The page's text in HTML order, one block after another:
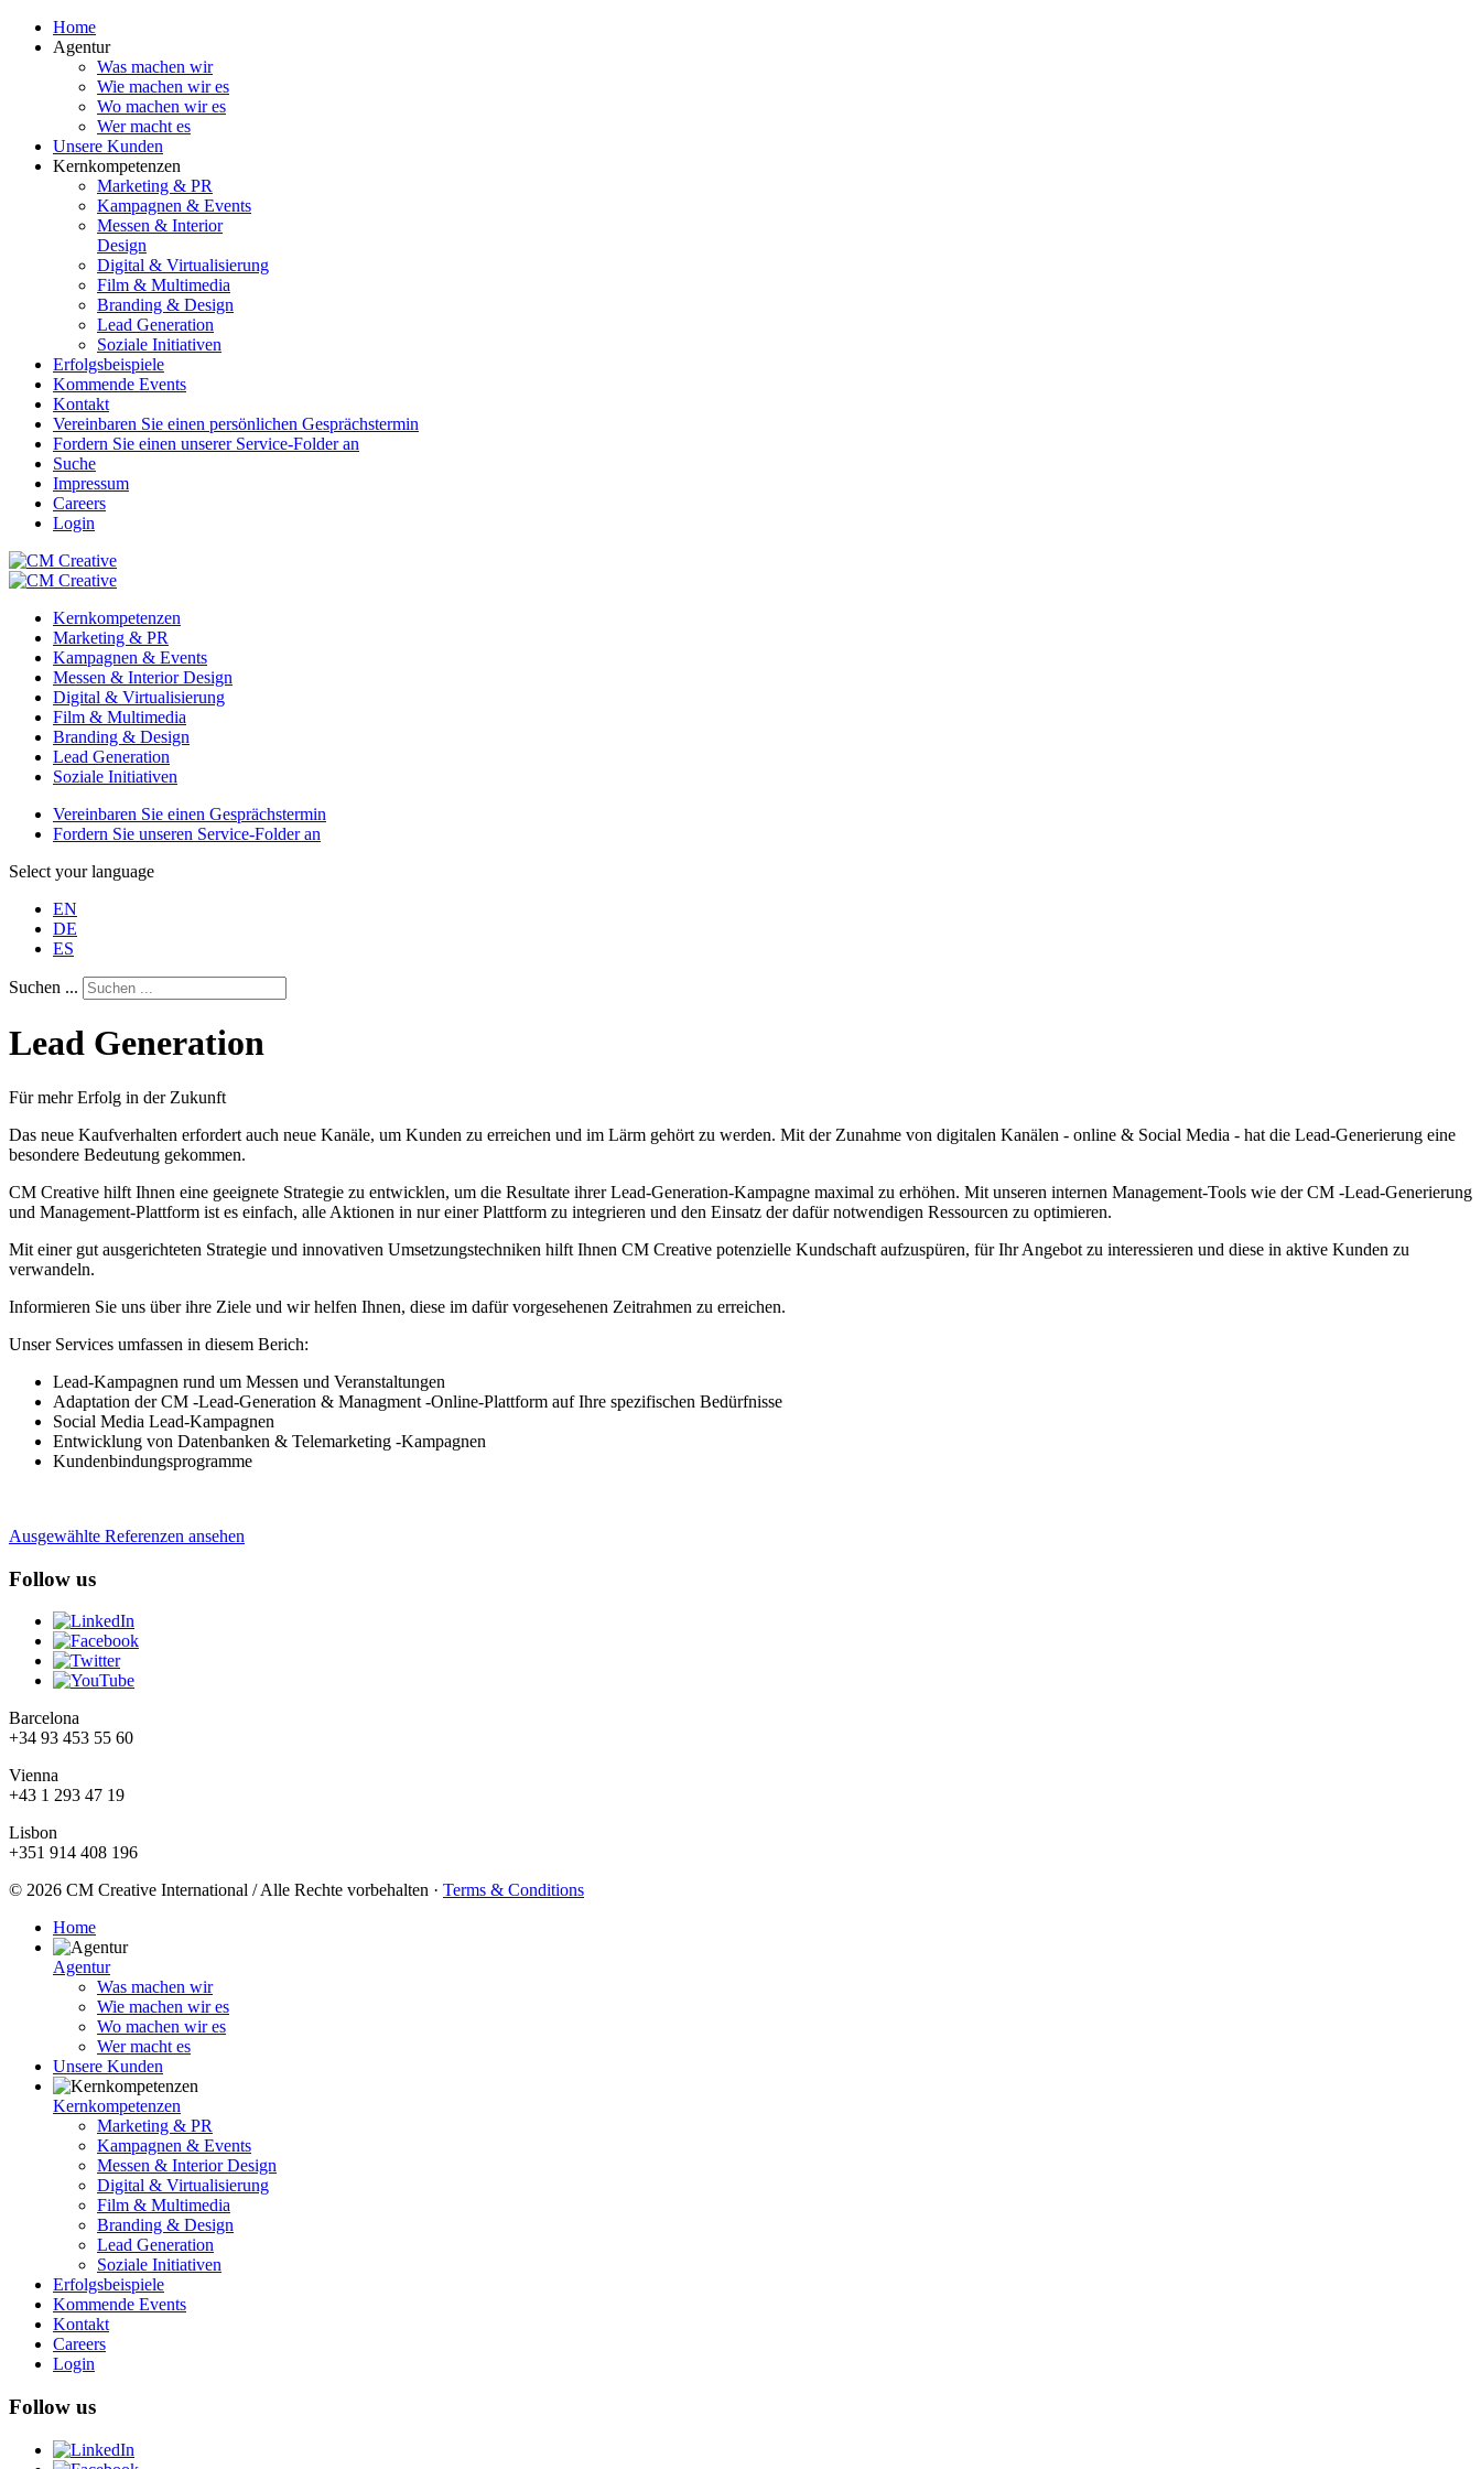
Home
Agentur
Was machen wir
Wie machen wir es
Wo machen wir es
Wer macht es
Unsere Kunden
Kernkompetenzen
Marketing & PR
Kampagnen & Events
Messen & Interior
Design
Digital & Virtualisierung
Film & Multimedia
Branding & Design
Lead Generation
Soziale Initiativen
Erfolgsbeispiele
Kommende Events
Kontakt
Vereinbaren Sie einen persönlichen Gesprächstermin
Fordern Sie einen unserer Service-Folder an
Suche
Impressum
Careers
Login
Kernkompetenzen
Marketing & PR
Kampagnen & Events
Messen & Interior Design
Digital & Virtualisierung
Film & Multimedia
Branding & Design
Lead Generation
Soziale Initiativen
Vereinbaren Sie einen Gesprächstermin
Fordern Sie unseren Service-Folder an
Select your language
EN
DE
ES
Suchen ...
Lead Generation
Für mehr Erfolg in der Zukunft
Das neue Kaufverhalten erfordert auch neue Kanäle, um Kunden zu erreichen und im Lärm gehört zu werden. Mit der Zunahme von digitalen Kanälen - online & Social Media - hat die Lead-Generierung eine
besondere Bedeutung gekommen.
CM Creative hilft Ihnen eine geeignete Strategie zu entwicklen, um die Resultate ihrer Lead-Generation-Kampagne maximal zu erhöhen. Mit unseren internen Management-Tools wie der CM -Lead-Generierung
und Management-Plattform ist es einfach, alle Aktionen in nur einer Plattform zu integrieren und den Einsatz der dafür notwendigen Ressourcen zu optimieren.
Mit einer gut ausgerichteten Strategie und innovativen Umsetzungstechniken hilft Ihnen CM Creative potenzielle Kundschaft aufzuspüren, für Ihr Angebot zu interessieren und diese in aktive Kunden zu
verwandeln.
Informieren Sie uns über ihre Ziele und wir helfen Ihnen, diese im dafür vorgesehenen Zeitrahmen zu erreichen.
Unser Services umfassen in diesem Berich:
Lead-Kampagnen rund um Messen und Veranstaltungen
Adaptation der CM -Lead-Generation & Managment -Online-Plattform auf Ihre spezifischen Bedürfnisse
Social Media Lead-Kampagnen
Entwicklung von Datenbanken & Telemarketing -Kampagnen
Kundenbindungsprogramme
Ausgewählte Referenzen ansehen
Follow us
Barcelona
+34 93 453 55 60
Vienna
+43 1 293 47 19
Lisbon
+351 914 408 196
© 2026 CM Creative International / Alle Rechte vorbehalten · Terms & Conditions
Home
Agentur
Was machen wir
Wie machen wir es
Wo machen wir es
Wer macht es
Unsere Kunden
Kernkompetenzen
Marketing & PR
Kampagnen & Events
Messen & Interior Design
Digital & Virtualisierung
Film & Multimedia
Branding & Design
Lead Generation
Soziale Initiativen
Erfolgsbeispiele
Kommende Events
Kontakt
Careers
Login
Follow us